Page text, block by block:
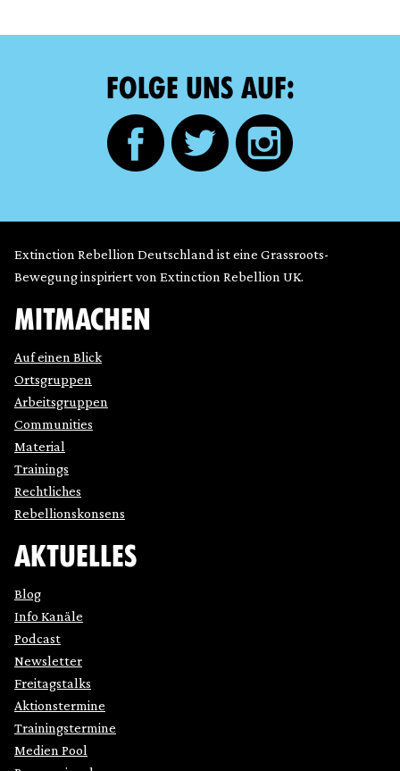
FOLGE UNS AUF:
Extinction Rebellion Deutschland ist eine Grassroots-
Bewegung inspiriert von Extinction Rebellion UK.
MITMACHEN
Auf einen Blick
Ortsgruppen
Arbeitsgruppen
Communities
Material
Trainings
Rechtliches
Rebellionskonsens
AKTUELLES
Blog
Info Kanäle
Podcast
Newsletter
Freitagstalks
Aktionstermine
Trainingstermine
Medien Pool